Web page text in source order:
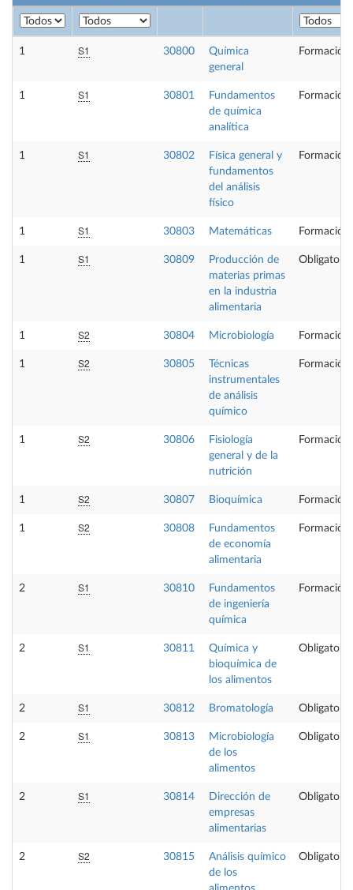
1 S1 30800
Química
general
Formación
1 S1 30801
Fundamentos
de química
analítica
Formación
1 S1 30802
Física general y
fundamentos
del análisis
físico
Formación
1 S1 30803 Matemáticas Formación
1 S1 30809
Producción de
materias primas
en la industria
alimentaria
Obligatoria
1 S2 30804 Microbiología Formación
1 S2 30805
Técnicas
instrumentales
de análisis
químico
Formación
1 S2 30806
Fisiología
general y de la
nutrición
Formación
1 S2 30807 Bioquímica Formación
1 S2 30808
Fundamentos
de economía
alimentaria
Formación
2 S1 30810
Fundamentos
de ingeniería
química
Formación
2 S1 30811
Química y
bioquímica de
los alimentos
Obligatoria
2 S1 30812 Bromatología Obligatoria
2 S1 30813
Microbiología
de los
alimentos
Obligatoria
2 S1 30814
Dirección de
empresas
alimentarias
Obligatoria
2 S2 30815
Análisis químico
de los
Obligatoria